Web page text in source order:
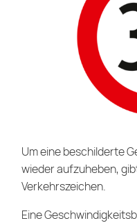
Um eine beschilderte
wieder aufzuheben,
Verkehrszeichen.
Eine